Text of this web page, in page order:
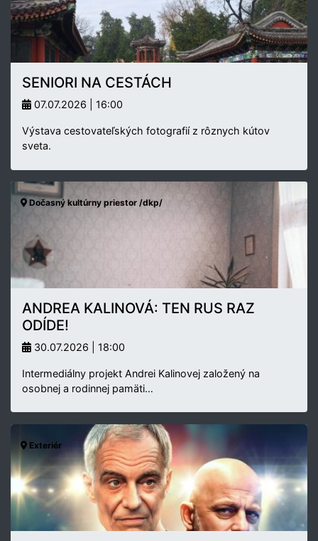
SENIORI NA CESTÁCH
07.07.2026 | 16:00
Výstava cestovateľských fotografií z rôznych kútov
sveta.
Dočasný kultúrny priestor /dkp/
ANDREA KALINOVÁ: TEN RUS RAZ
ODÍDE!
30.07.2026 | 18:00
Intermediálny projekt Andrei Kalinovej založený na
osobnej a rodinnej pamäti…
Exteriér